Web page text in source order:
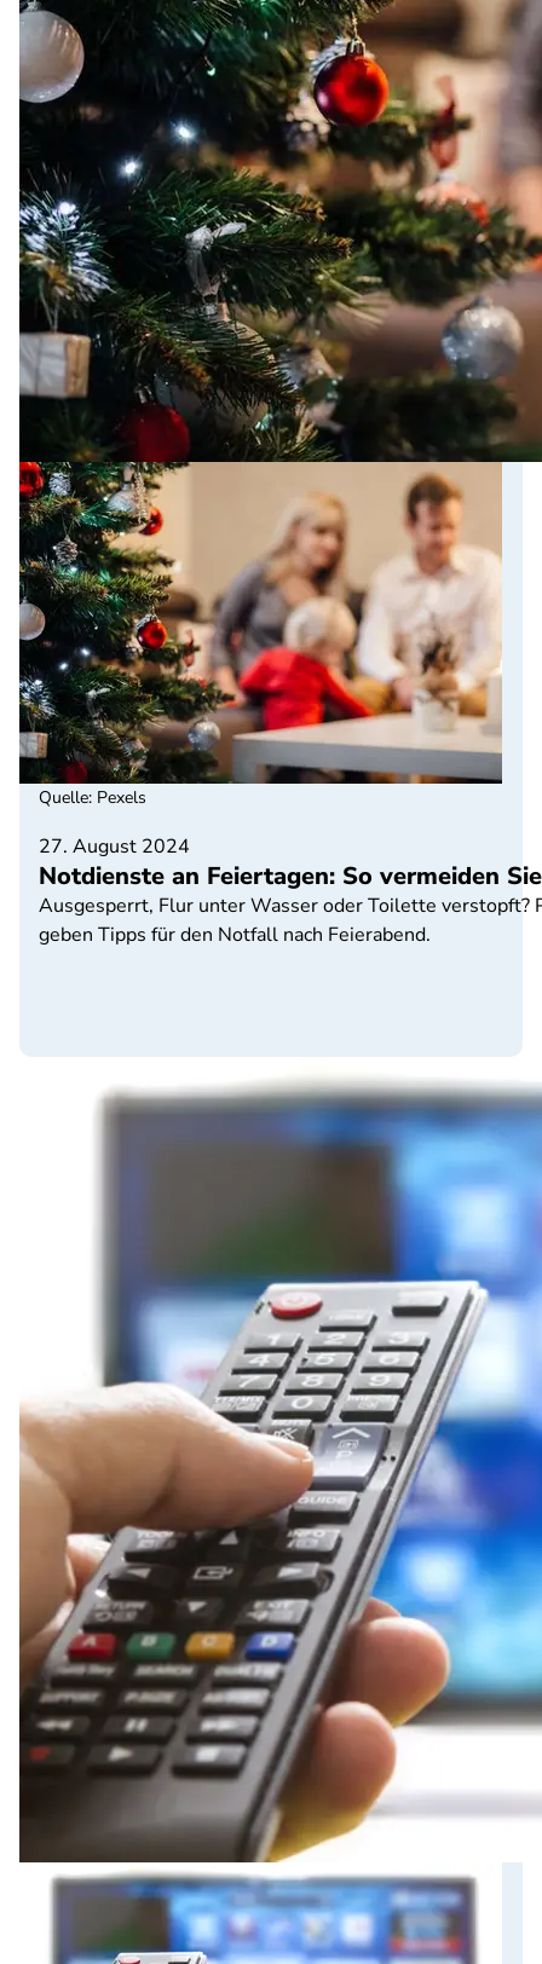
27. August 2024
Notdienste an Feiertagen: So vermeiden
Ausgesperrt, Flur unter Wasser oder Toilette verstopft?
geben Tipps für den Notfall nach Feierabend.
Quelle: Pexels